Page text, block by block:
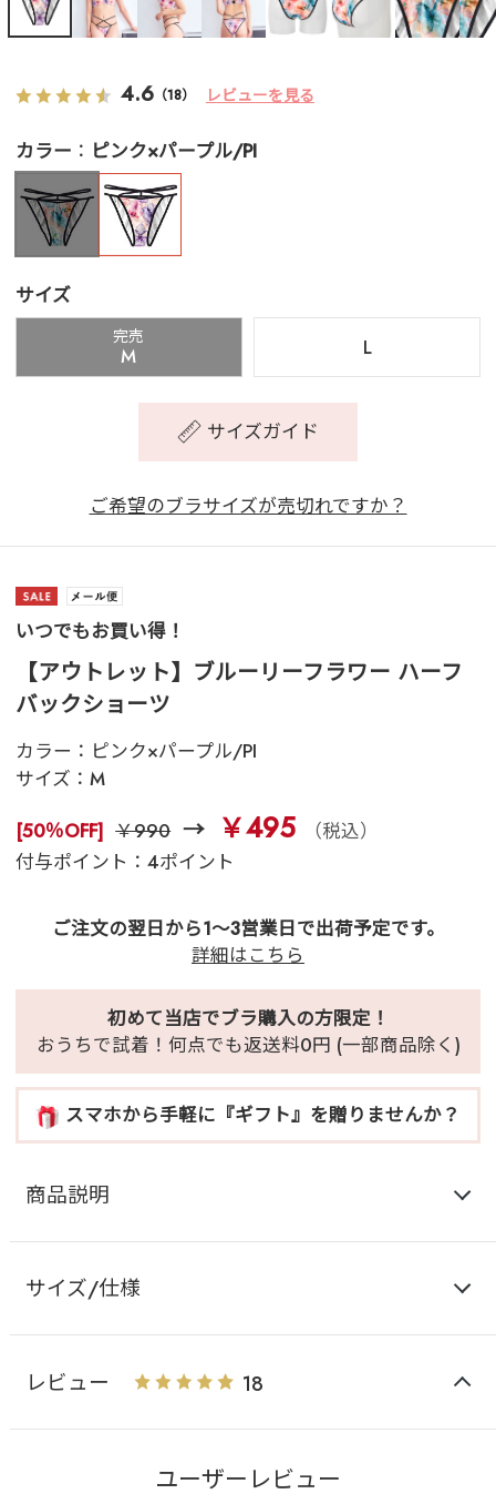
4.6 （18） レビューを見る
カラー ピンク×パープル/PI
サイズ
完売
M L
サイズガイド
ご希望のブラサイズが売切れですか？
いつでもお買い得！
【アウトレット】ブルーリーフラワー ハーフ
バックショーツ
カラー： ピンク×パープル/PI
サイズ： M
[50％OFF] ￥990 ￥495
（税込）
付与ポイント：4ポイント
ご注文の翌日から1～3営業日で出荷予定です。
詳細はこちら
初めて当店でブラ購入の方限定！
おうちで試着！何点でも返送料0円 (一部商品除く)
スマホから手軽に『ギフト』を贈りませんか？
商品説明
サイズ/仕様
レビュー 18
ユーザーレビュー